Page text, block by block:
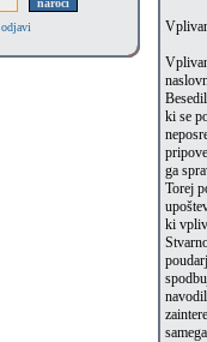
odjavi
ki se
ga
Torej
ki